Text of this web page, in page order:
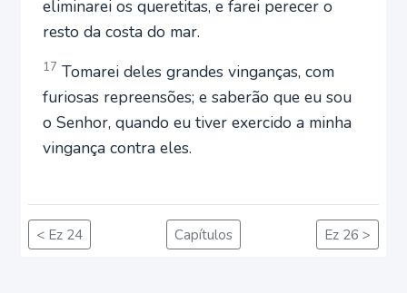
eliminarei os queretitas, e farei perecer o
resto da costa do mar.
17 Tomarei deles grandes vinganças, com
furiosas repreensões; e saberão que eu sou
o Senhor, quando eu tiver exercido a minha
vingança contra eles.
< Ez 24 Capítulos Ez 26 >